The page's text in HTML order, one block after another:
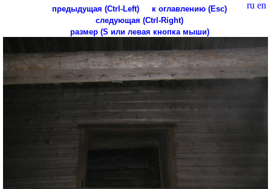
ru en
предыдущая (Ctrl-Left)
к оглавлению (Esc)
следующая (Ctrl-Right)
размер (S или левая кнопка мыши)